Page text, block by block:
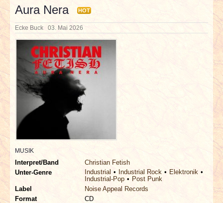
NEUESTE ARTIKEL
NEWS & DATES
BERICHTE
VERLOSUNGEN
INTERVIEWS
REDAKTION
Aura Nera HOT
Ecke Buck 03. Mai 2026
MUSIK
Interpret/Band
Christian Fetish
Unter-Genre
Industrial Industrial Rock
Elektronik
Industrial-Pop
Post Punk
Label
Noise Appeal Records
Format
CD